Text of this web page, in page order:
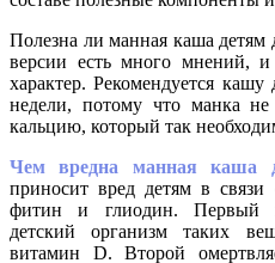
Полезна ли манная каша
версии есть много мнений,
характер. Рекомендуется
недели, потому что манка не
кальцию, который так
Чем вредна манная каша
приносит вред детям в
фитин и глиодин. Первый
детский организм таких
витамин D. Второй